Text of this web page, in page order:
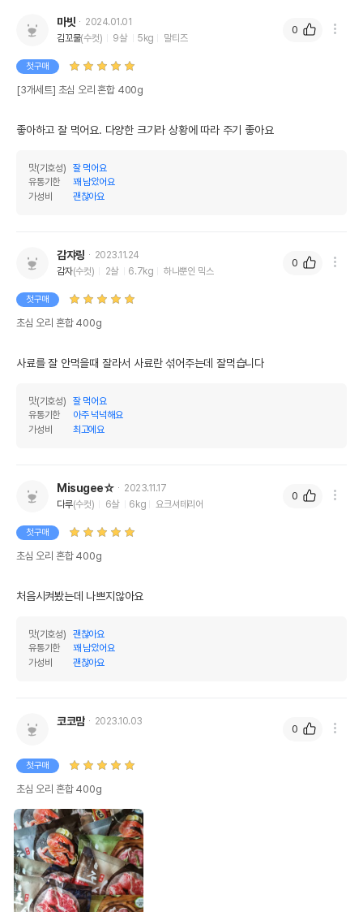
마빗
2024.01.01
김꼬물(수컷) 9살 5kg 말티즈
첫구매
[3개세트] 초심 오리 혼합 400g
좋아하고 잘 먹어요. 다양한 크기라 상황에 따라 주기 좋아요
맛(기호성)
잘 먹어요
유통기한
꽤 남았어요
가성비
괜찮아요
0
감쟈링
2023.11.24
감자(수컷) 2살 6.7kg 하나뿐인 믹스
첫구매
초심 오리 혼합 400g
사료를 잘 안먹을때 잘라서 사료란 섞어주는데 잘먹습니다
맛(기호성)
잘 먹어요
유통기한
아주 넉넉해요
가성비
최고에요
0
Misugee☆
2023.11.17
다루(수컷) 6살 6kg 요크셔테리어
첫구매
초심 오리 혼합 400g
처음시켜봤는데 나쁘지않아요
맛(기호성)
괜찮아요
유통기한
꽤 남았어요
가성비
괜찮아요
0
코코맘 2023.10.03
첫구매
초심 오리 혼합 400g
0